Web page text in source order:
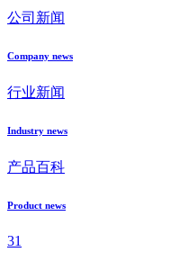
公司新闻
Company news
行业新闻
Industry news
产品百科
Product news
31